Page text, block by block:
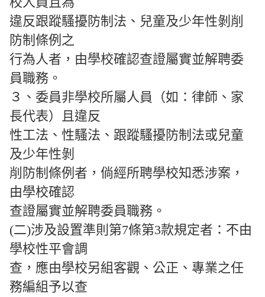
違反跟蹤騷擾防制法、兒童及少年性剝削
防制條例之
行為人者，由學校確認查證屬實並解聘委
員職務。
３、委員非學校所屬人員（如：律師、家
長代表）且違反
性工法、性騷法、跟蹤騷擾防制法或兒童
及少年性剝
削防制條例者，倘經所聘學校知悉涉案，
由學校確認
查證屬實並解聘委員職務。
(二)涉及設置準則第7條第3款規定者：不由
學校性平會調
查，應由學校另組客觀、公正、專業之任
務編組予以查